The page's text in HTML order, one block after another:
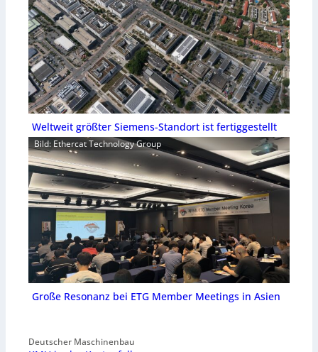
Weltweit größter Siemens-Standort ist fertiggestellt
Bild: Ethercat Technology Group
Große Resonanz bei ETG Member Meetings in Asien
Deutscher Maschinenbau